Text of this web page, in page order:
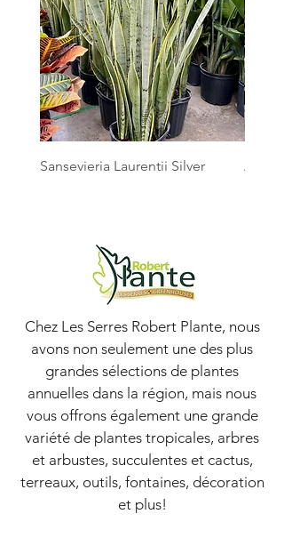
Sansevieria Laurentii Silver
Chez Les Serres Robert Plante, nous
avons non seulement une des plus
grandes sélections de plantes
annuelles dans la région, mais nous
vous offrons également une grande
variété de plantes tropicales, arbres
et arbustes, succulentes et cactus,
terreaux, outils, fontaines, décoration
et plus!